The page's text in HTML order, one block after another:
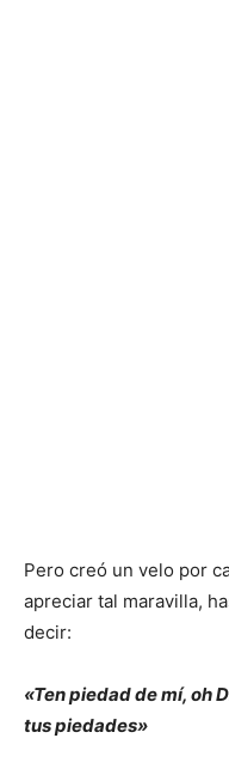
Pero creó un velo por
apreciar tal maravilla,
decir:
«Ten piedad de mí, oh
tus piedades»